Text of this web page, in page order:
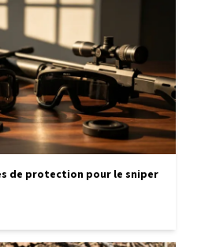
de protection pour le sniper